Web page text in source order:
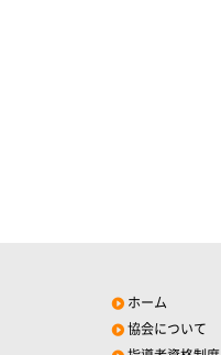
ホーム
協会について